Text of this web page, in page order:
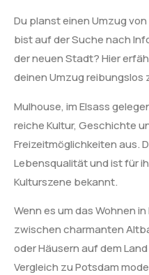
Du planst einen Umzug
bist auf der Suche nach
der neuen Stadt? Hier
deinen Umzug reibungslos
Mulhouse, im Elsass
reiche Kultur, Geschichte
Freizeitmöglichkeiten aus.
Lebensqualität und ist für
Kulturszene bekannt.
Wenn es um das Wohnen
zwischen charmanten
oder Häusern auf dem
Vergleich zu Potsdam